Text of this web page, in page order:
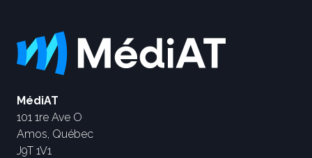
MédiAT
101 1re Ave O
Amos, Québec
J9T 1V1